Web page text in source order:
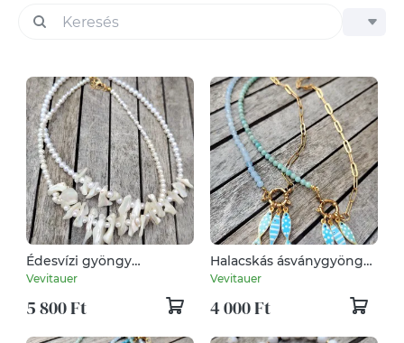
Édesvízi gyöngy
nyaklánc, kagylóval (1 db)
Vevitauer
5 800 Ft
Halacskás ásványgyöngy
nyaklánc (1 db)
Vevitauer
4 000 Ft